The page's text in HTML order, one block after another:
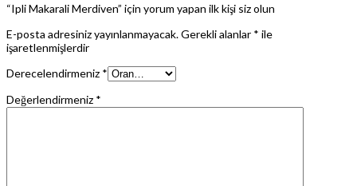
“Ipli Makarali Merdiven” için yorum yapan ilk kişi siz olun
E-posta adresiniz yayınlanmayacak.Gerekli alanlar * ile
işaretlenmişlerdir
Derecelendirmeniz *
Değerlendirmeniz *